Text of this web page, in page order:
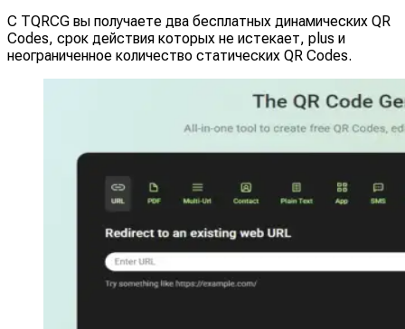
С TQRCG вы получаете два бесплатных динамических QR
Codes, срок действия которых не истекает, plus и
неограниченное количество статических QR Codes.